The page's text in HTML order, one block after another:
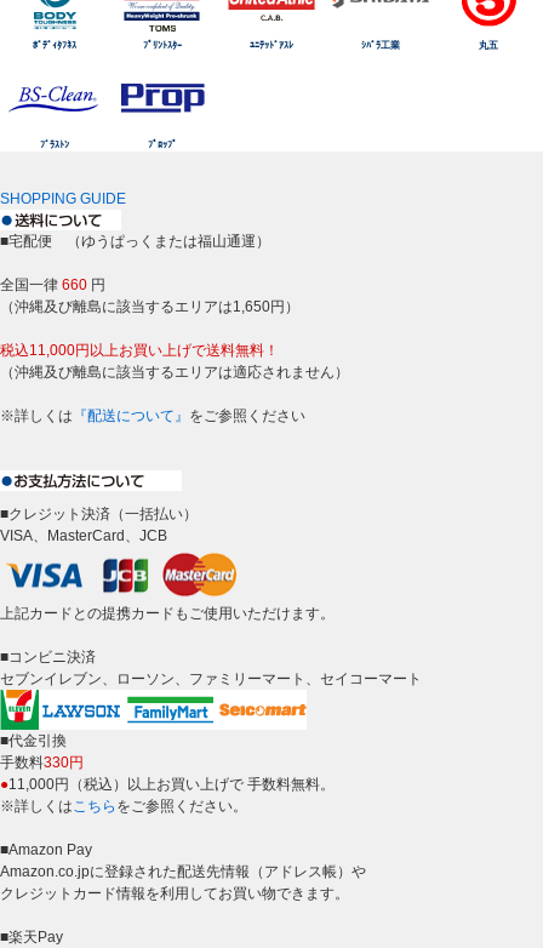
ﾎﾞﾃﾞｨﾀﾌﾈｽ ﾌﾟﾘﾝﾄｽﾀｰ ﾕﾆﾃｯﾄﾞｱｽﾚ ｼﾊﾞﾗ工業 丸五
ﾌﾞﾗｽﾄﾝ ﾌﾟﾛｯﾌﾟ
SHOPPING GUIDE
■宅配便 （ゆうぱっくまたは福山通運）
全国一律 660 円
（沖縄及び離島に該当するエリアは1,650円）
税込11,000円以上お買い上げで送料無料！
（沖縄及び離島に該当するエリアは適応されません）
※詳しくは 『配送について』 をご参照ください
■クレジット決済（一括払い）
VISA、MasterCard、JCB
上記カードとの提携カードもご使用いただけます。
■コンビニ決済
セブンイレブン、ローソン、ファミリーマート、セイコーマート
■代金引換
手数料330円
●11,000円（税込）以上お買い上げで 手数料無料。
※詳しくはこちら をご参照ください。
■Amazon Pay
Amazon.co.jpに登録された配送先情報（アドレス帳）や
クレジットカード情報を利用してお買い物できます。
■楽天Pay